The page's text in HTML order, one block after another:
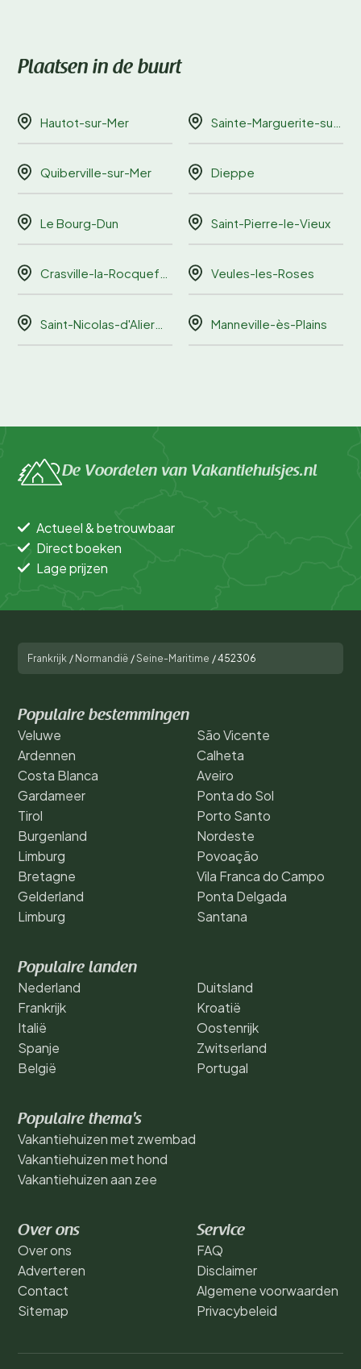
Plaatsen in de buurt
Hautot-sur-Mer Sainte-Marguerite-sur-Mer
Quiberville-sur-Mer Dieppe
Le Bourg-Dun Saint-Pierre-le-Vieux
Crasville-la-Rocquefort Veules-les-Roses
Saint-Nicolas-d'Aliermont Manneville-ès-Plains
De Voordelen van Vakantiehuisjes.nl
Actueel & betrouwbaar
Direct boeken
Lage prijzen
Frankrijk / Normandië /Seine-Maritime /452306
Populaire bestemmingen
Veluwe
Ardennen
Costa Blanca
Gardameer
Tirol
Burgenland
Limburg
Bretagne
Gelderland
Limburg
São Vicente
Calheta
Aveiro
Ponta do Sol
Porto Santo
Nordeste
Povoação
Vila Franca do Campo
Ponta Delgada
Santana
Populaire landen
Nederland
Frankrijk
Italië
Spanje
België
Duitsland
Kroatië
Oostenrijk
Zwitserland
Portugal
Populaire thema's
Vakantiehuizen met zwembad
Vakantiehuizen met hond
Vakantiehuizen aan zee
Over ons
Over ons
Adverteren
Contact
Sitemap
Service
FAQ
Disclaimer
Algemene voorwaarden
Privacybeleid